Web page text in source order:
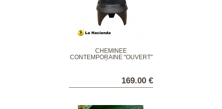
CHEMINÉE
CONTEMPORAINE "OUVERT"
169.00 €